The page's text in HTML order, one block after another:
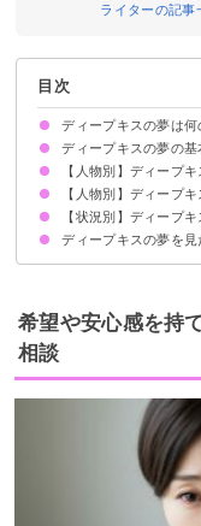
ライターの記事
目次
ディープキスの夢は何
ディープキスの夢の基
心に眠る激しい感情
状況によってで意味
【人物別】ディープ
彼氏とディープキス
彼女とディープキス
芸能人とディープキ
知らない人とディー
好きな人とディープ
同性とディープキス
元彼とディープキス
元カノとディープキ
【人物別】ディープ
彼氏にディープキス
彼女にディープキス
芸能人にディープキ
知らない人にディー
好きな人にディープ
同性にディープキス
元カレにディープキ
元カノにディープキ
【状況別】ディープ
リアルな感覚のディ
大勢の人とディープ
ディープキスを目撃
長いディープキスを
短いディープキスを
ディープキスの夢を見
欲求を叶えるために
ただし衝動的な行動
希望や安心感を持
相談